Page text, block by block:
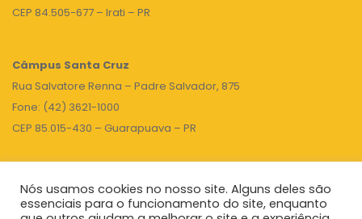
CEP 84.505-677 – Irati – PR
Câmpus Santa Cruz
Rua Salvatore Renna – Padre Salvador, 875
Fone: (42) 3621-1000
CEP 85.015-430 – Guarapuava – PR
TOPO
Nós usamos cookies no nosso site. Alguns deles são
essenciais para o funcionamento do site, enquanto